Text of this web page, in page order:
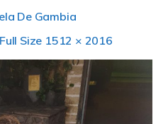
De Gambia
Full Size 1512 × 2016